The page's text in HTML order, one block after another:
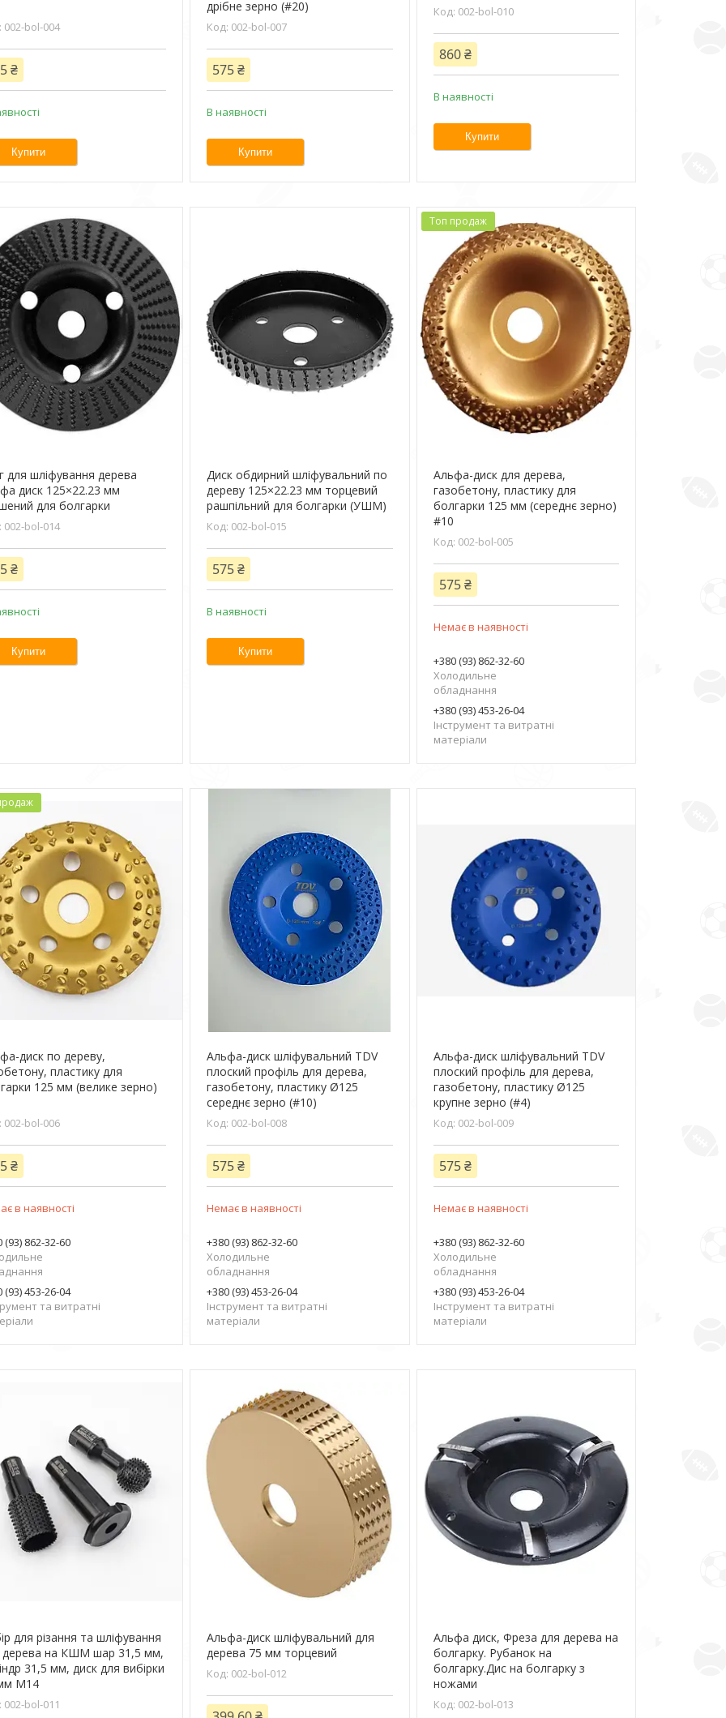
002-bol-004
₴
Купити
дрібне зерно (#20)
002-bol-007
575 ₴
В наявності
Купити
002-bol-010
860 ₴
В наявності
Купити
для шліфування дерева
диск 125×22.23 мм
для болгарки
002-bol-014
₴
Купити
Диск обдирний шліфувальний по
дереву 125×22.23 мм торцевий
рашпільний для болгарки (УШМ)
002-bol-015
575 ₴
В наявності
Купити
Топ продаж
Альфа-диск для дерева,
газобетону, пластику для
болгарки 125 мм (середнє зерно)
#10
002-bol-005
575 ₴
Немає в наявності
+380 (93) 862-32-60
Холодильне
обладнання
+380 (93) 453-26-04
Інструмент та витратні
матеріали
диск по дереву,
пластику для
125 мм (велике зерно)
002-bol-006
₴
в наявності
(93) 862-32-60
(93) 453-26-04
та витратні
Альфа-диск шліфувальний TDV
плоский профіль для дерева,
газобетону, пластику Ø125
середнє зерно (#10)
002-bol-008
575 ₴
Немає в наявності
+380 (93) 862-32-60
Холодильне
обладнання
+380 (93) 453-26-04
Інструмент та витратні
матеріали
Альфа-диск шліфувальний TDV
плоский профіль для дерева,
газобетону, пластику Ø125
крупне зерно (#4)
002-bol-009
575 ₴
Немає в наявності
+380 (93) 862-32-60
Холодильне
обладнання
+380 (93) 453-26-04
Інструмент та витратні
матеріали
для різання та шліфування
дерева на КШМ шар 31,5 мм,
31,5 мм, диск для вибірки
М14
002-bol-011
Альфа-диск шліфувальний для
дерева 75 мм торцевий
002-bol-012
Альфа диск, Фреза для дерева на
болгарку. Рубанок на
болгарку.Дис на болгарку з
ножами
002-bol-013